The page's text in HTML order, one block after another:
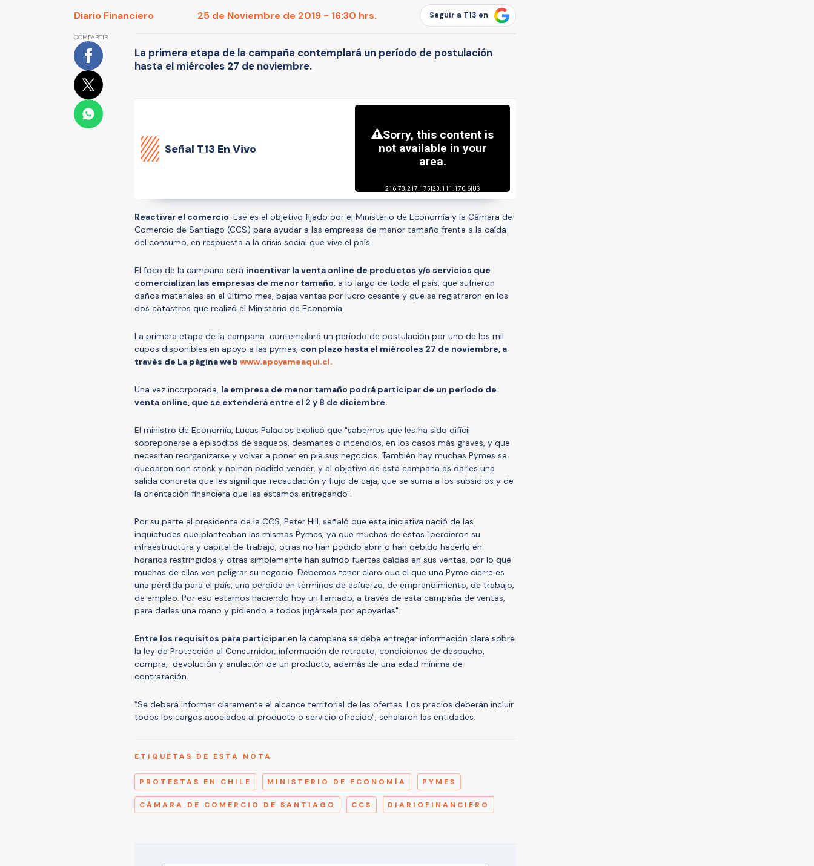
Diario Financiero 25 de Noviembre de 2019 - 16:30 hrs. Seguir a T13 en
COMPARTIR
La primera etapa de la campaña contemplará un período de postulación
hasta el miércoles 27 de noviembre.
Señal T13 En Vivo
Reactivar el comercio. Ese es el objetivo fijado por el Ministerio de Economía y la Cámara de
Comercio de Santiago (CCS) para ayudar a las empresas de menor tamaño frente a la caída
del consumo, en respuesta a la crisis social que vive el país.
El foco de la campaña será incentivar la venta online de productos y/o servicios que
comercializan las empresas de menor tamaño, a lo largo de todo el país, que sufrieron
daños materiales en el último mes, bajas ventas por lucro cesante y que se registraron en los
dos catastros que realizó el Ministerio de Economía.
La primera etapa de la campaña contemplará un período de postulación por uno de los mil
cupos disponibles en apoyo a las pymes, con plazo hasta el miércoles 27 de noviembre, a
través de La página web www.apoyameaqui.cl.
Una vez incorporada, la empresa de menor tamaño podrá participar de un período de
venta online, que se extenderá entre el 2 y 8 de diciembre.
El ministro de Economía, Lucas Palacios explicó que "sabemos que les ha sido difícil
sobreponerse a episodios de saqueos, desmanes o incendios, en los casos más graves, y que
necesitan reorganizarse y volver a poner en pie sus negocios. También hay muchas Pymes se
quedaron con stock y no han podido vender, y el objetivo de esta campaña es darles una
salida concreta que les signifique recaudación y flujo de caja, que se suma a los subsidios y de
la orientación financiera que les estamos entregando".
Por su parte el presidente de la CCS, Peter Hill, señaló que esta iniciativa nació de las
inquietudes que planteaban las mismas Pymes, ya que muchas de éstas "perdieron su
infraestructura y capital de trabajo, otras no han podido abrir o han debido hacerlo en
horarios restringidos y otras simplemente han sufrido fuertes caídas en sus ventas, por lo que
muchas de ellas ven peligrar su negocio. Debemos tener claro que el que una Pyme cierre es
una pérdida para el país, una pérdida en términos de esfuerzo, de emprendimiento, de trabajo,
de empleo. Por eso estamos haciendo hoy un llamado, a través de esta campaña de ventas,
para darles una mano y pidiendo a todos jugársela por apoyarlas".
Entre los requisitos para participaren la campaña se debe entregar información clara sobre
la ley de Protección al Consumidor; información de retracto, condiciones de despacho,
compra, devolución y anulación de un producto, además de una edad mínima de
contratación.
"Se deberá informar claramente el alcance territorial de las ofertas. Los precios deberán incluir
todos los cargos asociados al producto o servicio ofrecido", señalaron las entidades.
ETIQUETAS DE ESTA NOTA
PROTESTAS EN CHILE MINISTERIO DE ECONOMÍA PYMES
CÁMARA DE COMERCIO DE SANTIAGO CCS DIARIOFINANCIERO